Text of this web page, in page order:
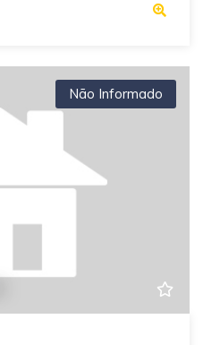
Não Informado